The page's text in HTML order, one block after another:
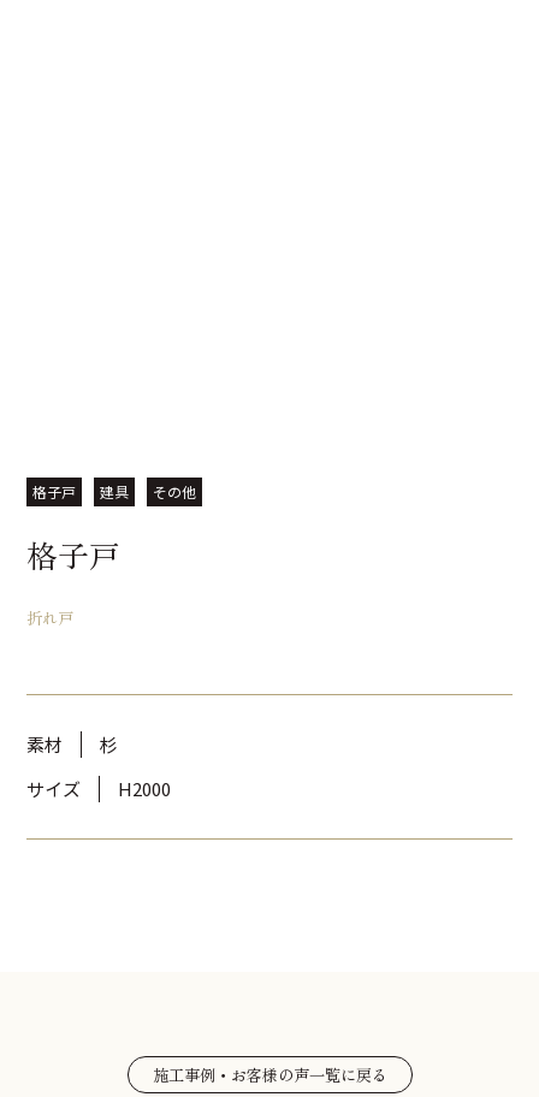
格子戸 建具 その他
格子戸
折れ戸
素材
杉
サイズ
H2000
施工事例・お客様の声一覧に戻る